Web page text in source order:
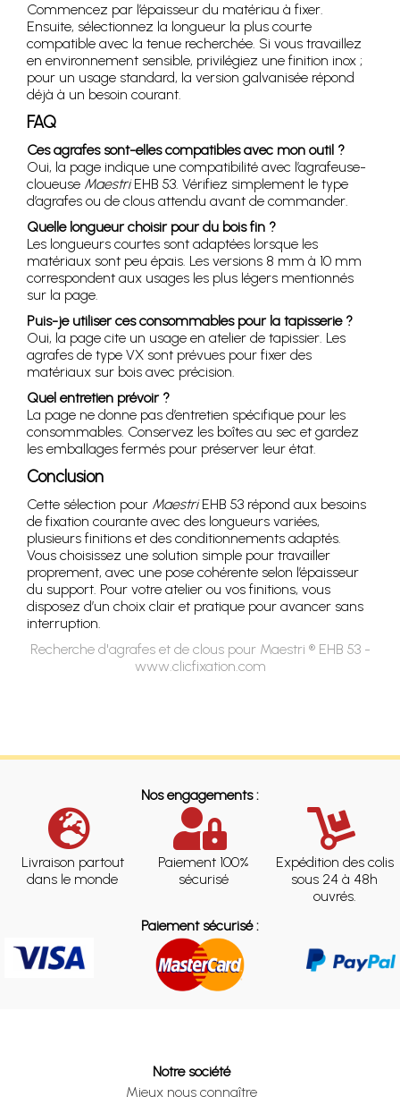
Commencez par l’épaisseur du matériau à fixer.
Ensuite, sélectionnez la longueur la plus courte
compatible avec la tenue recherchée. Si vous travaillez
en environnement sensible, privilégiez une finition inox ;
pour un usage standard, la version galvanisée répond
déjà à un besoin courant.
FAQ
Ces agrafes sont-elles compatibles avec mon outil ?
Oui, la page indique une compatibilité avec l’agrafeuse-
cloueuse MaestriEHB 53. Vérifiez simplement le type
d’agrafes ou de clous attendu avant de commander.
Quelle longueur choisir pour du bois fin ?
Les longueurs courtes sont adaptées lorsque les
matériaux sont peu épais. Les versions 8 mm à 10 mm
correspondent aux usages les plus légers mentionnés
sur la page.
Puis-je utiliser ces consommables pour la tapisserie ?
Oui, la page cite un usage en atelier de tapissier. Les
agrafes de type VX sont prévues pour fixer des
matériaux sur bois avec précision.
Quel entretien prévoir ?
La page ne donne pas d’entretien spécifique pour les
consommables. Conservez les boîtes au sec et gardez
les emballages fermés pour préserver leur état.
Conclusion
Cette sélection pour MaestriEHB 53 répond aux besoins
de fixation courante avec des longueurs variées,
plusieurs finitions et des conditionnements adaptés.
Vous choisissez une solution simple pour travailler
proprement, avec une pose cohérente selon l’épaisseur
du support. Pour votre atelier ou vos finitions, vous
disposez d’un choix clair et pratique pour avancer sans
interruption.
Recherche d'agrafes et de clous pour Maestri ® EHB 53 -
www.clicfixation.com
Nos engagements :
Livraison partout
dans le monde
Paiement 100%
sécurisé
Expédition des colis
sous 24 à 48h
ouvrés.
Paiement sécurisé :
Notre société
Mieux nous connaître